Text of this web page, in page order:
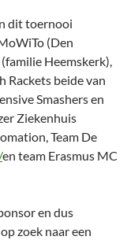
dit toernooi
(Den
Heemskerk),
Rackets beide van
Smashers en
Ziekenhuis
Team De
en team Erasmus MC
en dus
zoek naar een